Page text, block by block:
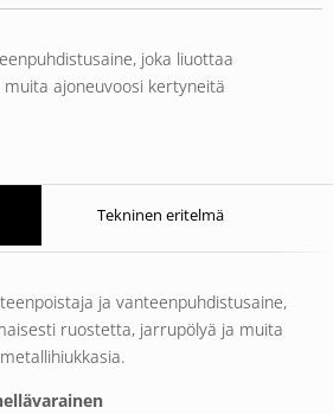
joka liuottaa
ajoneuvoosi kertyneitä
Tekninen eritelmä
ja vanteenpuhdistusaine,
ruostetta, jarrupölyä ja muita